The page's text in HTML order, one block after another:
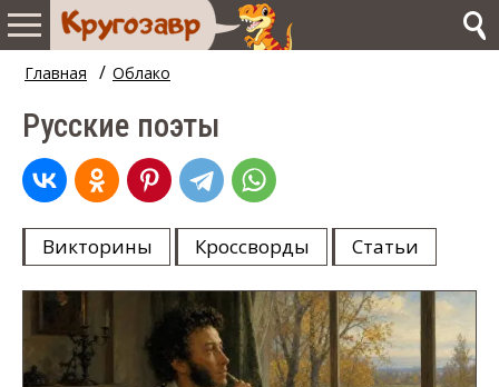
Главная / Облако
Русские поэты
Викторины Кроссворды Статьи